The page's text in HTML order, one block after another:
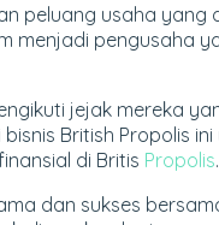
peluang usaha
menjadi pengusaha
jejak mereka
British Propolis
di Britis Propolis.
dan sukses